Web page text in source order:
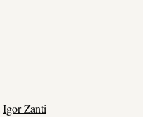
Igor Zanti